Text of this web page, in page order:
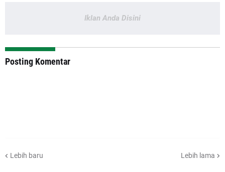
Iklan Anda Disini
Posting Komentar
Lebih baru Lebih lama